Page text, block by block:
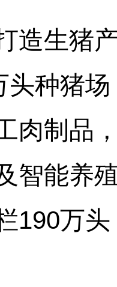
造生猪
头种猪
肉制品
智能养
190万